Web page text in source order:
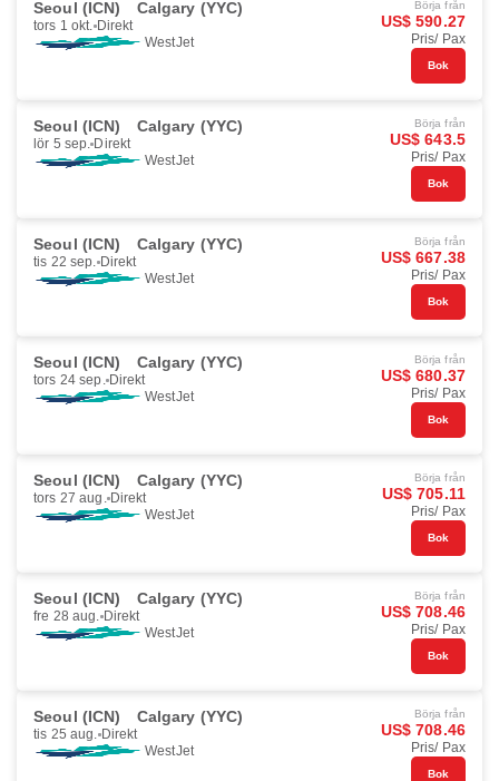
Seoul (ICN) Calgary (YYC)
tors 1 okt. Direkt
WestJet
Börja från
US$ 590.27
Pris/ Pax
Bok
Seoul (ICN) Calgary (YYC)
lör 5 sep. Direkt
WestJet
Börja från
US$ 643.5
Pris/ Pax
Bok
Seoul (ICN) Calgary (YYC)
tis 22 sep. Direkt
WestJet
Börja från
US$ 667.38
Pris/ Pax
Bok
Seoul (ICN) Calgary (YYC)
tors 24 sep. Direkt
WestJet
Börja från
US$ 680.37
Pris/ Pax
Bok
Seoul (ICN) Calgary (YYC)
tors 27 aug. Direkt
WestJet
Börja från
US$ 705.11
Pris/ Pax
Bok
Seoul (ICN) Calgary (YYC)
fre 28 aug. Direkt
WestJet
Börja från
US$ 708.46
Pris/ Pax
Bok
Seoul (ICN) Calgary (YYC)
tis 25 aug. Direkt
WestJet
Börja från
US$ 708.46
Pris/ Pax
Bok